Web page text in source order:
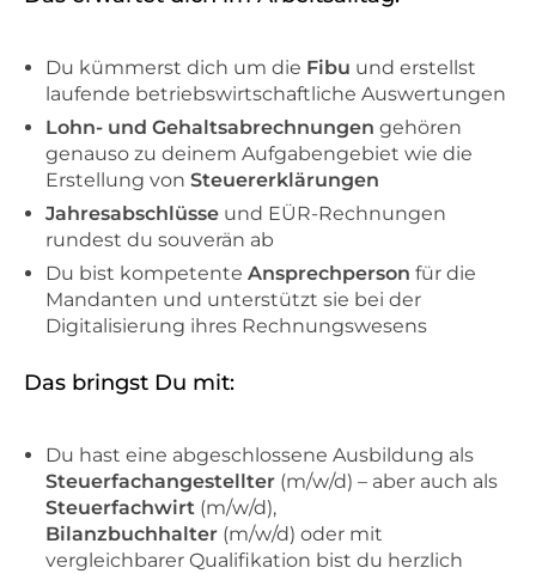
Du kümmerst dich um die Fibu und erstellst
laufende betriebswirtschaftliche Auswertungen
Lohn- und Gehaltsabrechnungen gehören
genauso zu deinem Aufgabengebiet wie die
Erstellung von Steuererklärungen
Jahresabschlüsse und EÜR-Rechnungen
rundest du souverän ab
Du bist kompetente Ansprechperson für die
Mandanten und unterstützt sie bei der
Digitalisierung ihres Rechnungswesens
Das bringst Du mit:
Du hast eine abgeschlossene Ausbildung als
Steuerfachangestellter (m/w/d) – aber auch als
Steuerfachwirt (m/w/d),
Bilanzbuchhalter (m/w/d) oder mit
vergleichbarer Qualifikation bist du herzlich